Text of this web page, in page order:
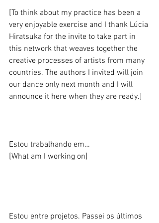
[To think about my practice has been a
very enjoyable exercise and I thank Lúcia
Hiratsuka for the invite to take part in
this network that weaves together the
creative processes of artists from many
countries. The authors I invited will join
our dance only next month and I will
announce it here when they are ready.]
Estou trabalhando em…
[What am I working on]
Estou entre projetos. Passei os últimos